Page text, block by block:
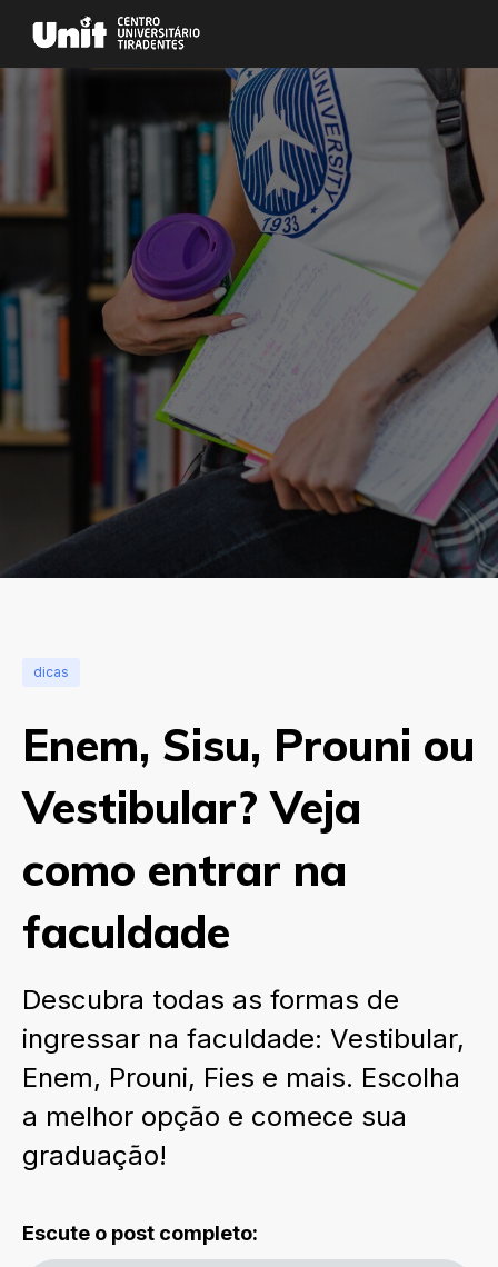
dicas
Enem, Sisu, Prouni ou
Vestibular? Veja
como entrar na
faculdade
Descubra todas as formas de
ingressar na faculdade: Vestibular,
Enem, Prouni, Fies e mais. Escolha
a melhor opção e comece sua
graduação!
Escute o post completo: